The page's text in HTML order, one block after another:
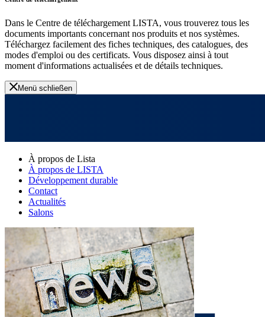
Dans le Centre de téléchargement LISTA, vous trouverez tous les
documents importants concernant nos produits et nos systèmes.
Téléchargez facilement des fiches techniques, des catalogues, des
modes d'emploi ou des certificats. Vous disposez ainsi à tout
moment d'informations actualisées et de détails techniques.
Menü schließen
À propos de Lista
À propos de LISTA
Développement durable
Contact
Actualités
Salons